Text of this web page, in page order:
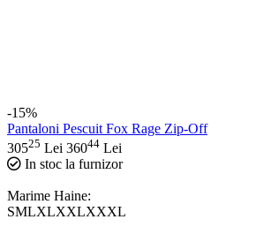
-15%
Pantaloni Pescuit Fox Rage Zip-Off
30525 Lei 36044 Lei
In stoc la furnizor
Marime Haine:
SMLXLXXLXXXL